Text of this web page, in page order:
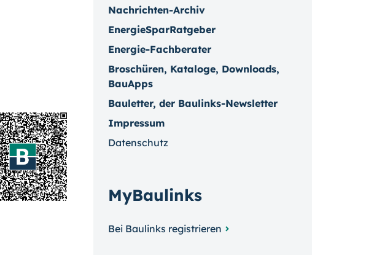
Nachrichten-Archiv
EnergieSparRatgeber
Energie-Fachberater
Broschüren, Kataloge, Downloads,
BauApps
Bauletter, der Baulinks-Newsletter
Impressum
Datenschutz
MyBaulinks
Bei Baulinks registrieren